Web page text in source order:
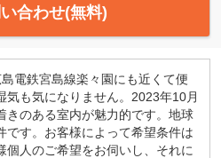
合わせ(無料)
電鉄宮島線楽々園にも近くて便
気も気になりません。2023年10月
きのある室内が魅力的です。地球
です。お客様によって希望条件は
個人のご希望をお伺いし、それに